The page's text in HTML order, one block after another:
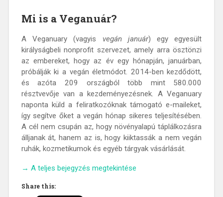
Mi is a Veganuár?
A Veganuary (vagyis vegán január) egy egyesült
királyságbeli nonprofit szervezet, amely arra ösztönzi
az embereket, hogy az év egy hónapján, januárban,
próbálják ki a vegán életmódot. 2014-ben kezdődött,
és azóta 209 országból több mint 580.000
résztvevője van a kezdeményezésnek. A Veganuary
naponta küld a feliratkozóknak támogató e-maileket,
így segítve őket a vegán hónap sikeres teljesítésében.
A cél nem csupán az, hogy növényalapú táplálkozásra
álljanak át, hanem az is, hogy kiiktassák a nem vegán
ruhák, kozmetikumok és egyéb tárgyak vásárlását.
„Mi
az
→ A teljes bejegyzés megtekintése
Share this: